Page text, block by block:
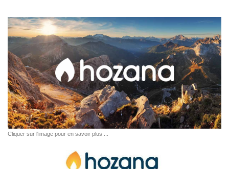
Cliquer sur l'image pour en savoir plus ...